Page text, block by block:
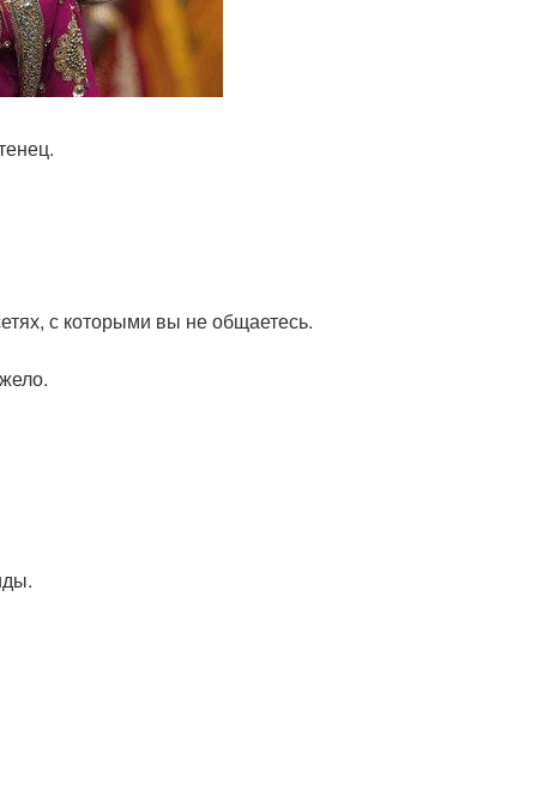
с которыми вы не общаетесь.